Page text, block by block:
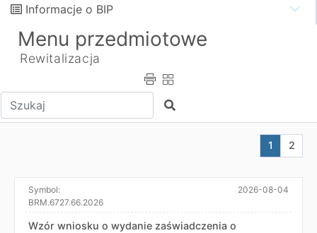
Informacje o BIP
Menu przedmiotowe
Rewitalizacja
Wpisz tekst do wyszukania Szukaj
Aktualna
1 2
Symbol:
BRM.6727.66.2026
2026-08-04
Wzór wniosku o wydanie zaświadczenia o